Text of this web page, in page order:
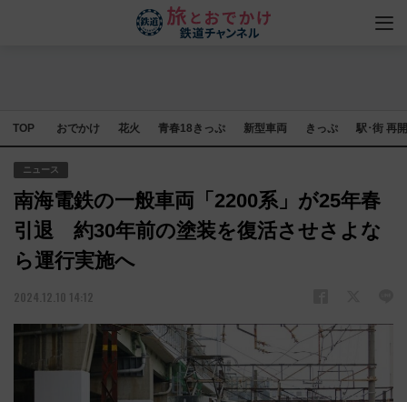
TOP おでかけ 花火 青春18きっぷ 新型車両 きっぷ 駅･街 再
ニュース
南海電鉄の一般車両「2200系」が25年春
引退 約30年前の塗装を復活させさよな
ら運行実施へ
2024.12.10 14:12